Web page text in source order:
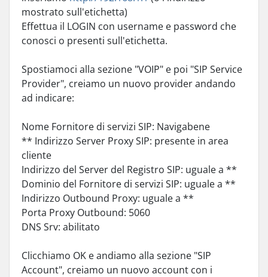
mostrato sull'etichetta)
Effettua il LOGIN con username e password che
conosci o presenti sull'etichetta.
Spostiamoci alla sezione "VOIP" e poi "SIP Service
Provider", creiamo un nuovo provider andando
ad indicare:
Nome Fornitore di servizi SIP: Navigabene
** Indirizzo Server Proxy SIP: presente in area
cliente
Indirizzo del Server del Registro SIP: uguale a **
Dominio del Fornitore di servizi SIP: uguale a **
Indirizzo Outbound Proxy: uguale a **
Porta Proxy Outbound: 5060
DNS Srv: abilitato
Clicchiamo OK e andiamo alla sezione "SIP
Account", creiamo un nuovo account con i